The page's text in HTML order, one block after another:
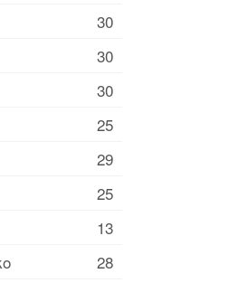
30
30
30
25
29
25
13
28